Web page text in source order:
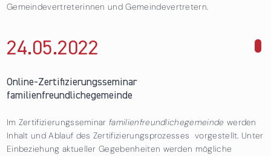
Gemeindevertreterinnen und Gemeindevertretern.
24.05.2022
Online-Zertifizierungsseminar
familienfreundlichegemeinde
Im Zertifizierungsseminar familienfreundlichegemeinde werden
Inhalt und Ablauf des Zertifizierungsprozesses vorgestellt. Unter
Einbeziehung aktueller Gegebenheiten werden mögliche